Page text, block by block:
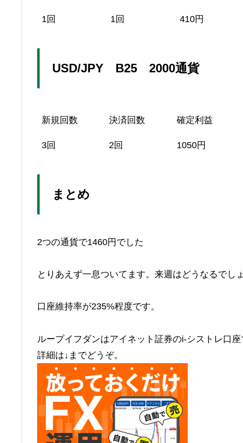
1回 1回 410円
USD/JPY B25 2000通貨
新規回数 決済回数 確定利益
3回 2回 1050円
まとめ
2つの通貨で1460円でした
とりあえず一息ついてます。来週はどうなるでしょ
口座維持率が235%程度です。
ループイフダンはアイネット証券のi-シストレ口座
詳細は↓までどうぞ。